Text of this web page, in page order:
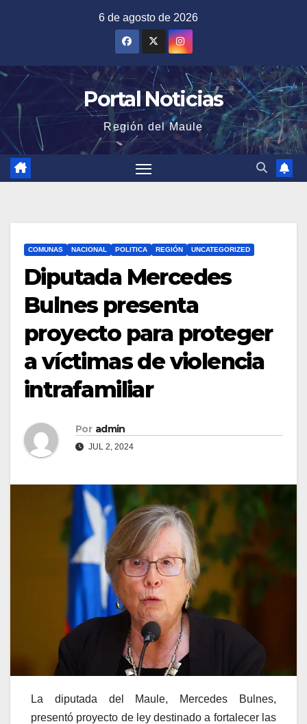
6 de agosto de 2026
Portal Noticias
Región del Maule
COMUNAS NACIONAL POLITICA REGIÓN UNCATEGORIZED
Diputada Mercedes
Bulnes presenta
proyecto para proteger
a víctimas de violencia
intrafamiliar
Por admin
JUL 2, 2024
La diputada del Maule, Mercedes Bulnes,
presentó proyecto de ley destinado a fortalecer las